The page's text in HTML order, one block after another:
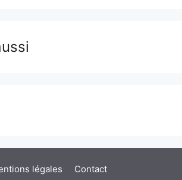
légales
Contact